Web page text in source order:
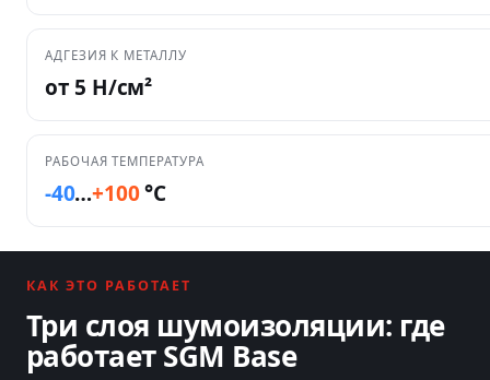
АДГЕЗИЯ К МЕТАЛЛУ
от 5 Н/см²
РАБОЧАЯ ТЕМПЕРАТУРА
-40…+100°C
КАК ЭТО РАБОТАЕТ
Три слоя шумоизоляции: где
работает SGM Base